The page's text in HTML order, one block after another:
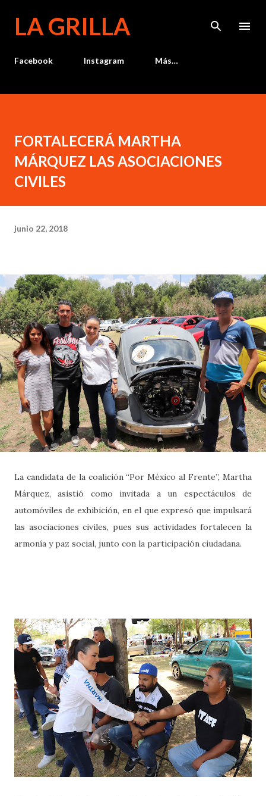
LA GRILLA
Facebook Instagram Más…
FORTALECERÁ MARTHA
MÁRQUEZ LAS ASOCIACIONES
CIVILES
junio 22, 2018
La candidata de la coalición “Por México al Frente”, Martha
Márquez, asistió como invitada a un espectáculos de
automóviles de exhibición, en el que expresó que impulsará
las asociaciones civiles, pues sus actividades fortalecen la
armonía y paz social, junto con la participación ciudadana.